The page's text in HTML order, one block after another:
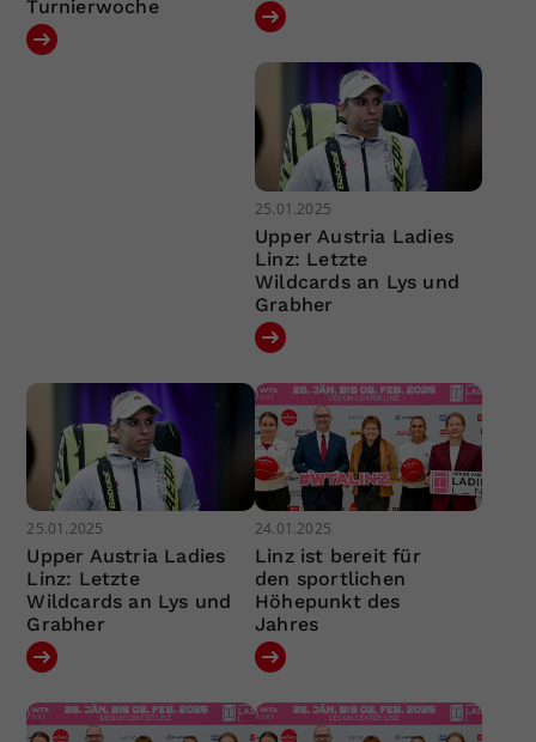
Turnierwoche
25.01.2025
Upper Austria Ladies
Linz: Letzte
Wildcards an Lys und
Grabher
25.01.2025
Upper Austria Ladies
Linz: Letzte
Wildcards an Lys und
Grabher
24.01.2025
Linz ist bereit für
den sportlichen
Höhepunkt des
Jahres